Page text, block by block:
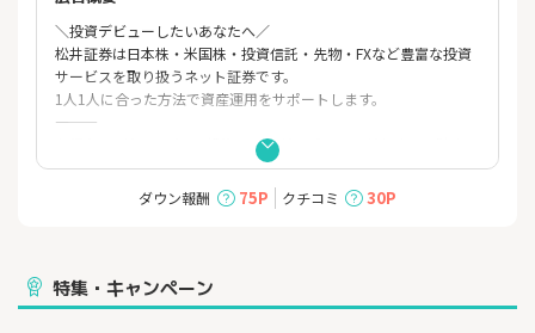
＼投資デビューしたいあなたへ／
松井証券は日本株・米国株・投資信託・先物・FXなど豊富な投資
サービスを取り扱うネット証券です。
1人1人に合った方法で資産運用をサポートします。
―――――――
お得な0円がいっぱい！投資をしながらポイントがたくさん貯ま
る！
■NISAでの取引手数料が0円
■日本株デイトレ向け商品（一日信用取引）の手数料が0円、金
利・貸株料は0%
ダウン報酬 75P クチコミ 30P
特集・キャンペーン